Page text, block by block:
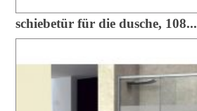
schiebetür für die dusche, 108...